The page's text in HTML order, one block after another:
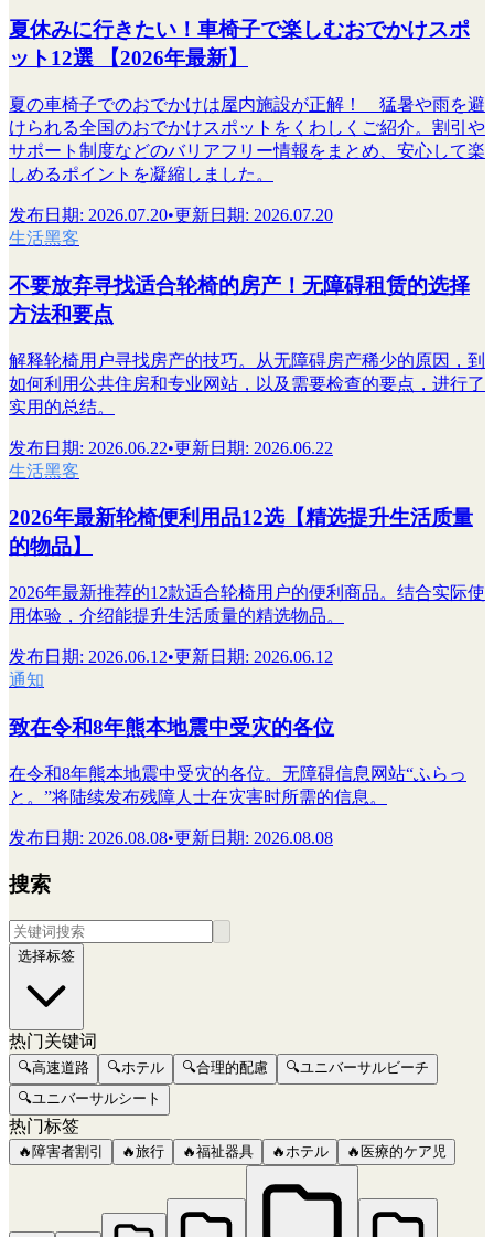
夏休みに行きたい！車椅子で楽しむおでかけスポ
ット12選 【2026年最新】
夏の車椅子でのおでかけは屋内施設が正解！ 猛暑や雨を避
けられる全国のおでかけスポットをくわしくご紹介。割引や
サポート制度などのバリアフリー情報をまとめ、安心して楽
しめるポイントを凝縮しました。
发布日期: 2026.07.20•更新日期: 2026.07.20
生活黑客
不要放弃寻找适合轮椅的房产！无障碍租赁的选择
方法和要点
解释轮椅用户寻找房产的技巧。从无障碍房产稀少的原因，到
如何利用公共住房和专业网站，以及需要检查的要点，进行了
实用的总结。
发布日期: 2026.06.22•更新日期: 2026.06.22
生活黑客
2026年最新轮椅便利用品12选【精选提升生活质量
的物品】
2026年最新推荐的12款适合轮椅用户的便利商品。结合实际使
用体验，介绍能提升生活质量的精选物品。
发布日期: 2026.06.12•更新日期: 2026.06.12
通知
致在令和8年熊本地震中受灾的各位
在令和8年熊本地震中受灾的各位。无障碍信息网站“ふらっ
と。”将陆续发布残障人士在灾害时所需的信息。
发布日期: 2026.08.08•更新日期: 2026.08.08
搜索
选择标签
热门关键词
🔍高速道路 🔍ホテル 🔍合理的配慮 🔍ユニバーサルビーチ
🔍ユニバーサルシート
热门标签
🔥 障害者割引 🔥旅行 🔥福祉器具 🔥 ホテル 🔥 医療的ケア児